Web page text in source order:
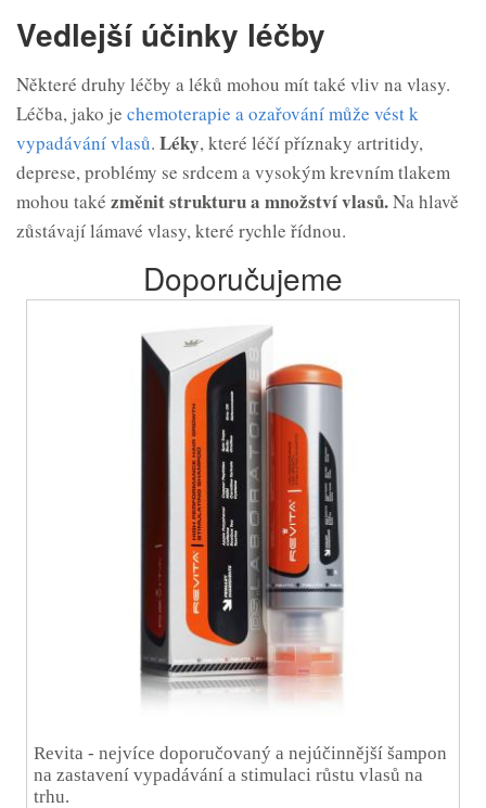
Vedlejší účinky léčby
Některé druhy léčby a léků mohou mít také vliv na vlasy.
Léčba, jako je chemoterapie a ozařování může vést k
vypadávání vlasů. Léky, které léčí příznaky artritidy,
deprese, problémy se srdcem a vysokým krevním tlakem
mohou také změnit strukturu a množství vlasů.Na hlavě
zůstávají lámavé vlasy, které rychle řídnou.
Doporučujeme
Revita - nejvíce doporučovaný a nejúčinnější šampon
na zastavení vypadávání a stimulaci růstu vlasů na
trhu.